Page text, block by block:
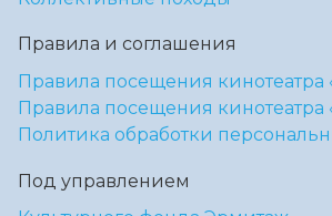
Правила и соглашения
Правила посещения кинотеатра
Правила посещения кинотеатра
Политика обработки
Под управлением